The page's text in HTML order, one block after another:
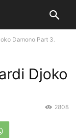
Damono Part 3.
Djoko
2808